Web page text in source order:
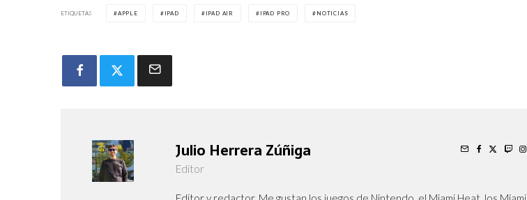
ETIQUETAS APPLE IPAD IPAD AIR IPAD PRO NOTICIAS
Julio Herrera Zúñiga
Editor